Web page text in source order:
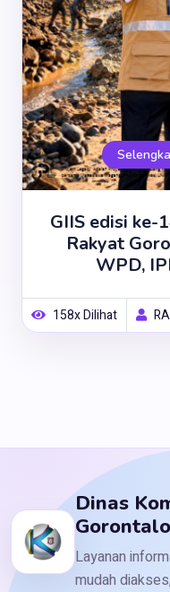
GIIS edisi ke-
Rakyat
WPD,
158x Dilihat
Dinas
Gorontalo
Layanan
mudah